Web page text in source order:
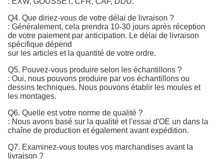
Q4. Que diriez-vous de votre délai de livraison ?
: Généralement, cela prendra 10-30 jours après réception
de votre paiement par anticipation. Le délai de livraison
spécifique dépend
sur les articles et la quantité de votre ordre.
Q5. Pouvez-vous produire selon les échantillons ?
: Oui, nous pouvons produire par vos échantillons ou
dessins techniques. Nous pouvons établir les moules et
les montages.
Q6. Quelle est votre norme de qualité ?
: Nous avons basé sur la qualité et l'essai d'OE un dans la
chaîne de production et également avant expédition.
Q7. Examinez-vous toutes vos marchandises avant la
livraison ?